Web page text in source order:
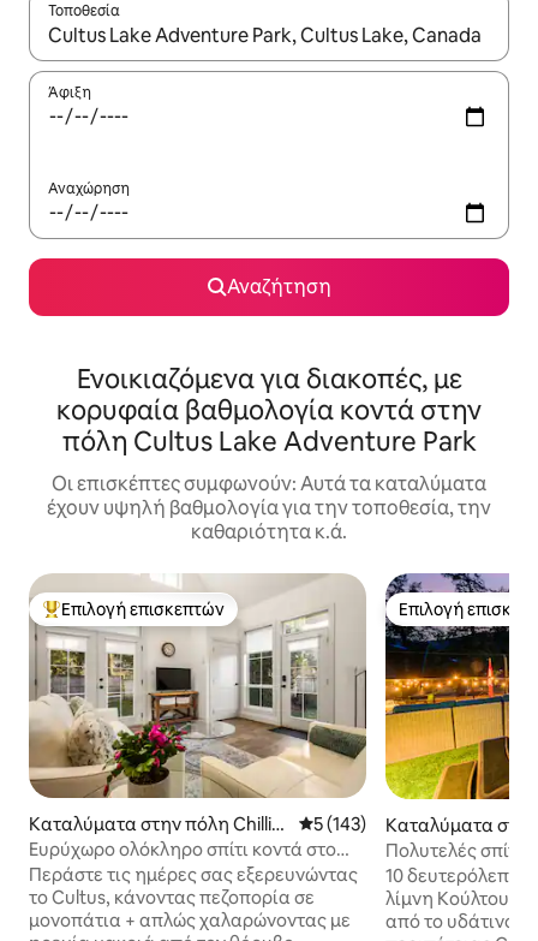
Τοποθεσία
Όταν τα αποτελέσματα είναι διαθέσιμα, μπορείτε να
Άφιξη
Αναχώρηση
Αναζήτηση
Ενοικιαζόμενα για διακοπές, με
κορυφαία βαθμολογία κοντά στην
πόλη Cultus Lake Adventure Park
Οι επισκέπτες συμφωνούν: Αυτά τα καταλύματα
έχουν υψηλή βαθμολογία για την τοποθεσία, την
καθαριότητα κ.ά.
Κορυφαία επιλογή επισκεπτών
Επιλογή επισκεπτών
Καταλύματα στην πόλη Chilliw
ack
Μέση βαθμολογία: 5 στα 5,
5 (143)
Ευρύχωρο ολόκληρο σπίτι κοντά στο
Cultus AC και με ιδιωτικό αίθριο
Περάστε τις ημέρες σας εξερευνώντας
το Cultus, κάνοντας πεζοπορία σε
μονοπάτια + απλώς χαλαρώνοντας με
Επιλογή
Επιλογή
Καταλύματα
tus Lake
Πολυτελές σπίτι
τζακούζι και
10 δευτερόλεπτα
λίμνη Κούλτους
από το υδάτινο